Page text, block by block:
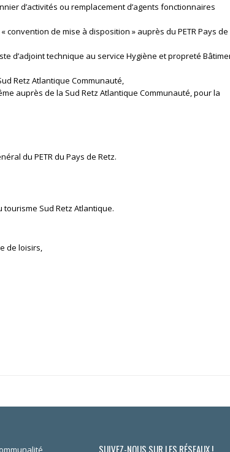
d’activités ou remplacement d’agents fonctionnaires
convention de mise à disposition » auprès du PETR Pays de
d’adjoint technique au service Hygiène et propreté
Retz Atlantique Communauté,
auprès de la Sud Retz Atlantique Communauté, pour la
du PETR du Pays de Retz.
Sud Retz Atlantique.
de loisirs,
SUIVEZ-NOUS SUR LES RÉSEAUX !